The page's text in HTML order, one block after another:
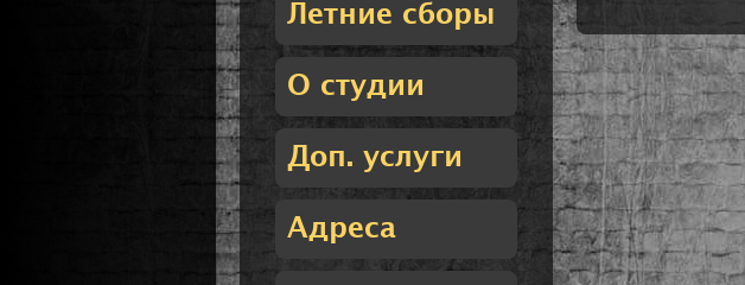
Летние сборы
О студии
Доп. услуги
Адреса